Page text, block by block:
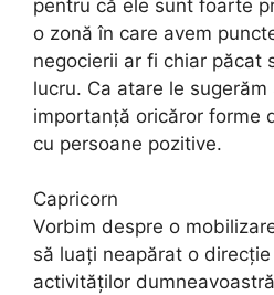
pentru că ele sunt foarte
o zonă în care avem
negocierii ar fi chiar păcat
lucru. Ca atare le
importanță oricăror forme
cu persoane pozitive.
Capricorn
Vorbim despre o
să luați neapărat o
activităților